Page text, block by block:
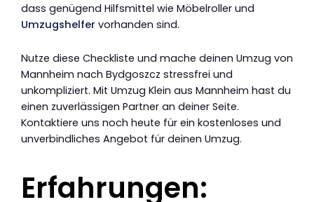
dass genügend Hilfsmittel wie Möbelroller und
Umzugshelfer vorhanden sind.
Nutze diese Checkliste und mache deinen Umzug von
Mannheim nach Bydgoszcz stressfrei und
unkompliziert. Mit Umzug Klein aus Mannheim hast du
einen zuverlässigen Partner an deiner Seite.
Kontaktiere uns noch heute für ein kostenloses und
unverbindliches Angebot für deinen Umzug.
Erfahrungen: